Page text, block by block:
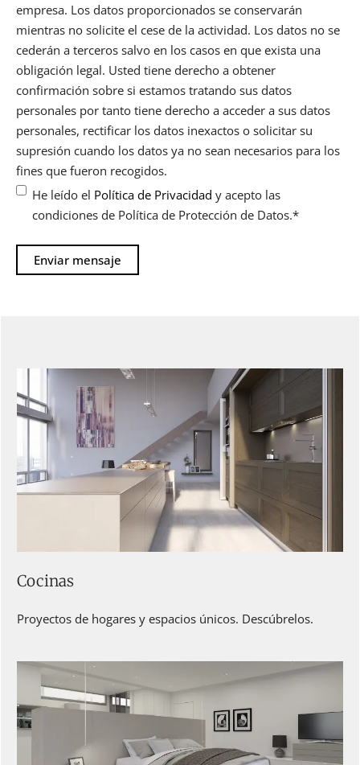
empresa. Los datos proporcionados se conservarán
mientras no solicite el cese de la actividad. Los datos no se
cederán a terceros salvo en los casos en que exista una
obligación legal. Usted tiene derecho a obtener
confirmación sobre si estamos tratando sus datos
personales por tanto tiene derecho a acceder a sus datos
personales, rectificar los datos inexactos o solicitar su
supresión cuando los datos ya no sean necesarios para los
fines que fueron recogidos.
He leído el Política de Privacidad y acepto las
condiciones de Política de Protección de Datos.*
Cocinas
Proyectos de hogares y espacios únicos. Descúbrelos.